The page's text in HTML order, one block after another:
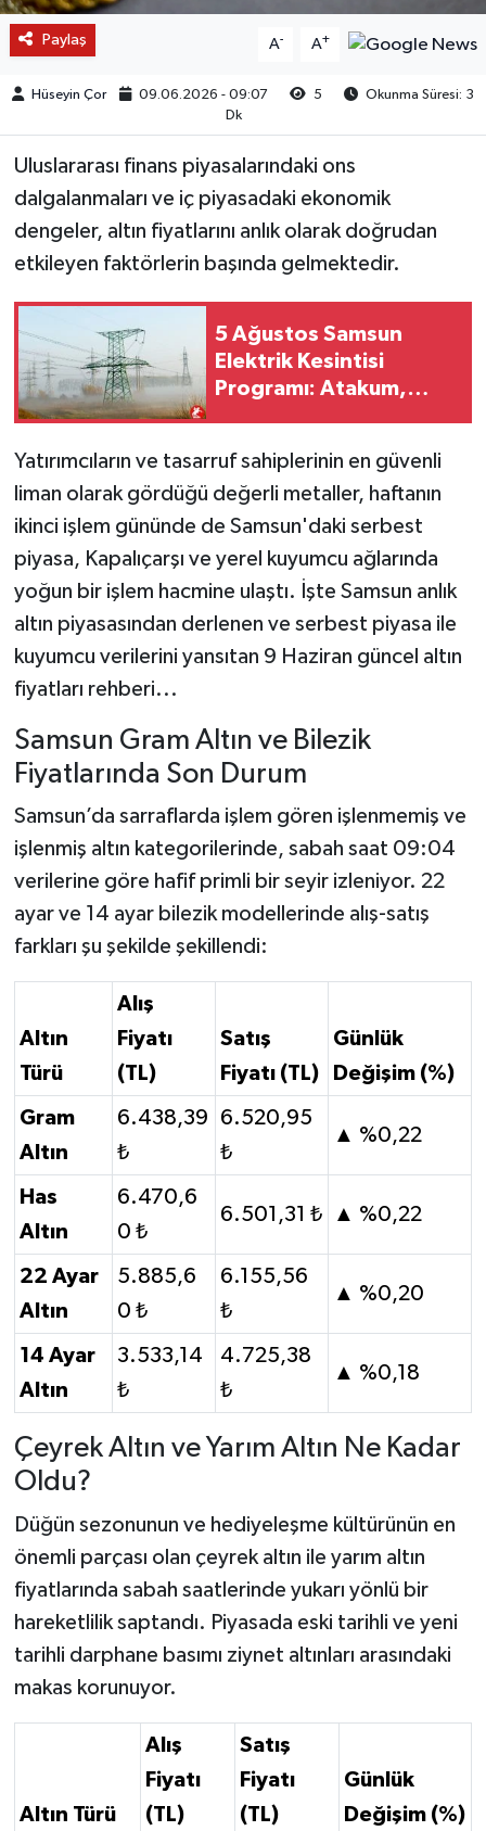
Paylaş A- A+
Hüseyin Çor 09.06.2026 - 09:07 5
Okunma Süresi: 3
Dk
Uluslararası finans piyasalarındaki ons
dalgalanmaları ve iç piyasadaki ekonomik
dengeler, altın fiyatlarını anlık olarak doğrudan
etkileyen faktörlerin başında gelmektedir.
5 Ağustos Samsun
Elektrik Kesintisi
Programı: Atakum,
Süreli Kesintiler!
Yatırımcıların ve tasarruf sahiplerinin en güvenli
liman olarak gördüğü değerli metaller, haftanın
ikinci işlem gününde de Samsun'daki serbest
piyasa, Kapalıçarşı ve yerel kuyumcu ağlarında
yoğun bir işlem hacmine ulaştı. İşte Samsun anlık
altın piyasasından derlenen ve serbest piyasa ile
kuyumcu verilerini yansıtan 9 Haziran güncel altın
fiyatları rehberi...
Samsun Gram Altın ve Bilezik
Fiyatlarında Son Durum
Samsun’da sarraflarda işlem gören işlenmemiş ve
işlenmiş altın kategorilerinde, sabah saat 09:04
verilerine göre hafif primli bir seyir izleniyor. 22
ayar ve 14 ayar bilezik modellerinde alış-satış
farkları şu şekilde şekillendi:
Altın
Türü
Alış
Fiyatı
(TL)
Satış
Fiyatı (TL)
Günlük
Değişim (%)
Gram
Altın
6.438,39
₺
6.520,95
₺
▲ %0,22
Has
Altın
6.470,6
0 ₺
6.501,31 ₺ ▲ %0,22
22 Ayar
Altın
5.885,6
0 ₺
6.155,56
₺
▲ %0,20
14 Ayar
Altın
3.533,14
₺
4.725,38
₺
▲ %0,18
Çeyrek Altın ve Yarım Altın Ne Kadar
Oldu?
Düğün sezonunun ve hediyeleşme kültürünün en
önemli parçası olan çeyrek altın ile yarım altın
fiyatlarında sabah saatlerinde yukarı yönlü bir
hareketlilik saptandı. Piyasada eski tarihli ve yeni
tarihli darphane basımı ziynet altınları arasındaki
makas korunuyor.
Altın Türü
Alış
Fiyatı
(TL)
Satış
Fiyatı
(TL)
Günlük
Değişim (%)